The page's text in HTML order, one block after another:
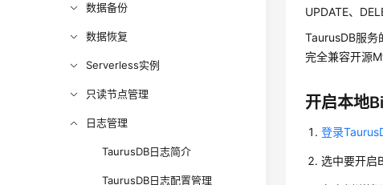
数据备份
数据恢复
Serverless实例
只读节点管理
日志管理
TaurusDB日志简介
TaurusDB日志配置管理
UPDATE、
TaurusDB服务
完全兼容开源
开启本地
登录
选中要开启